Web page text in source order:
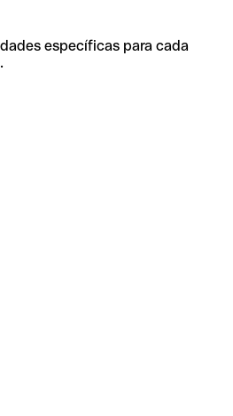
específicas para cada